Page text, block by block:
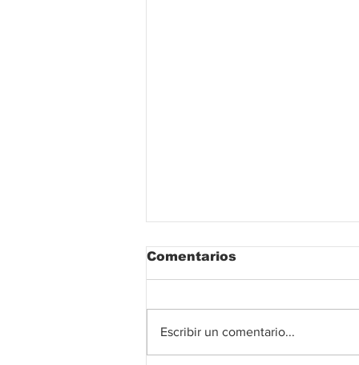
Comentarios
Escribir un comentario...